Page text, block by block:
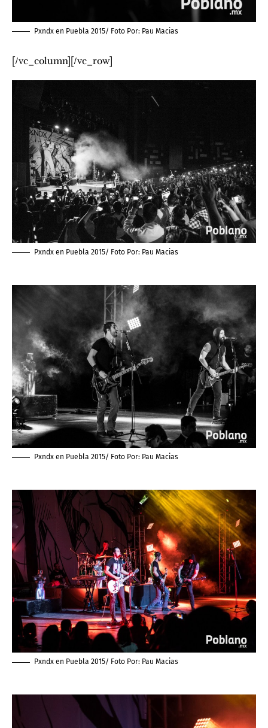
Pxndx en Puebla 2015/ Foto Por: Pau Macias
[/vc_column][/vc_row]
Pxndx en Puebla 2015/ Foto Por: Pau Macias
Pxndx en Puebla 2015/ Foto Por: Pau Macias
Pxndx en Puebla 2015/ Foto Por: Pau Macias